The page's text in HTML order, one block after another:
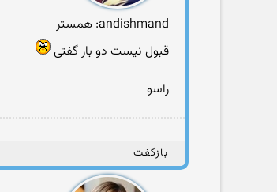
andishmand: همستر
قبول نیست دو بار گفتی
راسو
بازگفت